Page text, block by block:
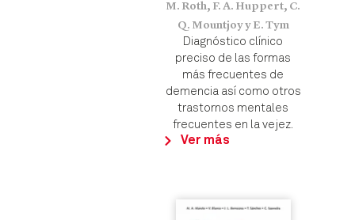
M. Roth, F. A. Huppert, C.
Q. Mountjoy y E. Tym
Diagnóstico clínico
preciso de las formas
más frecuentes de
demencia así como otros
trastornos mentales
frecuentes en la vejez.
Ver más